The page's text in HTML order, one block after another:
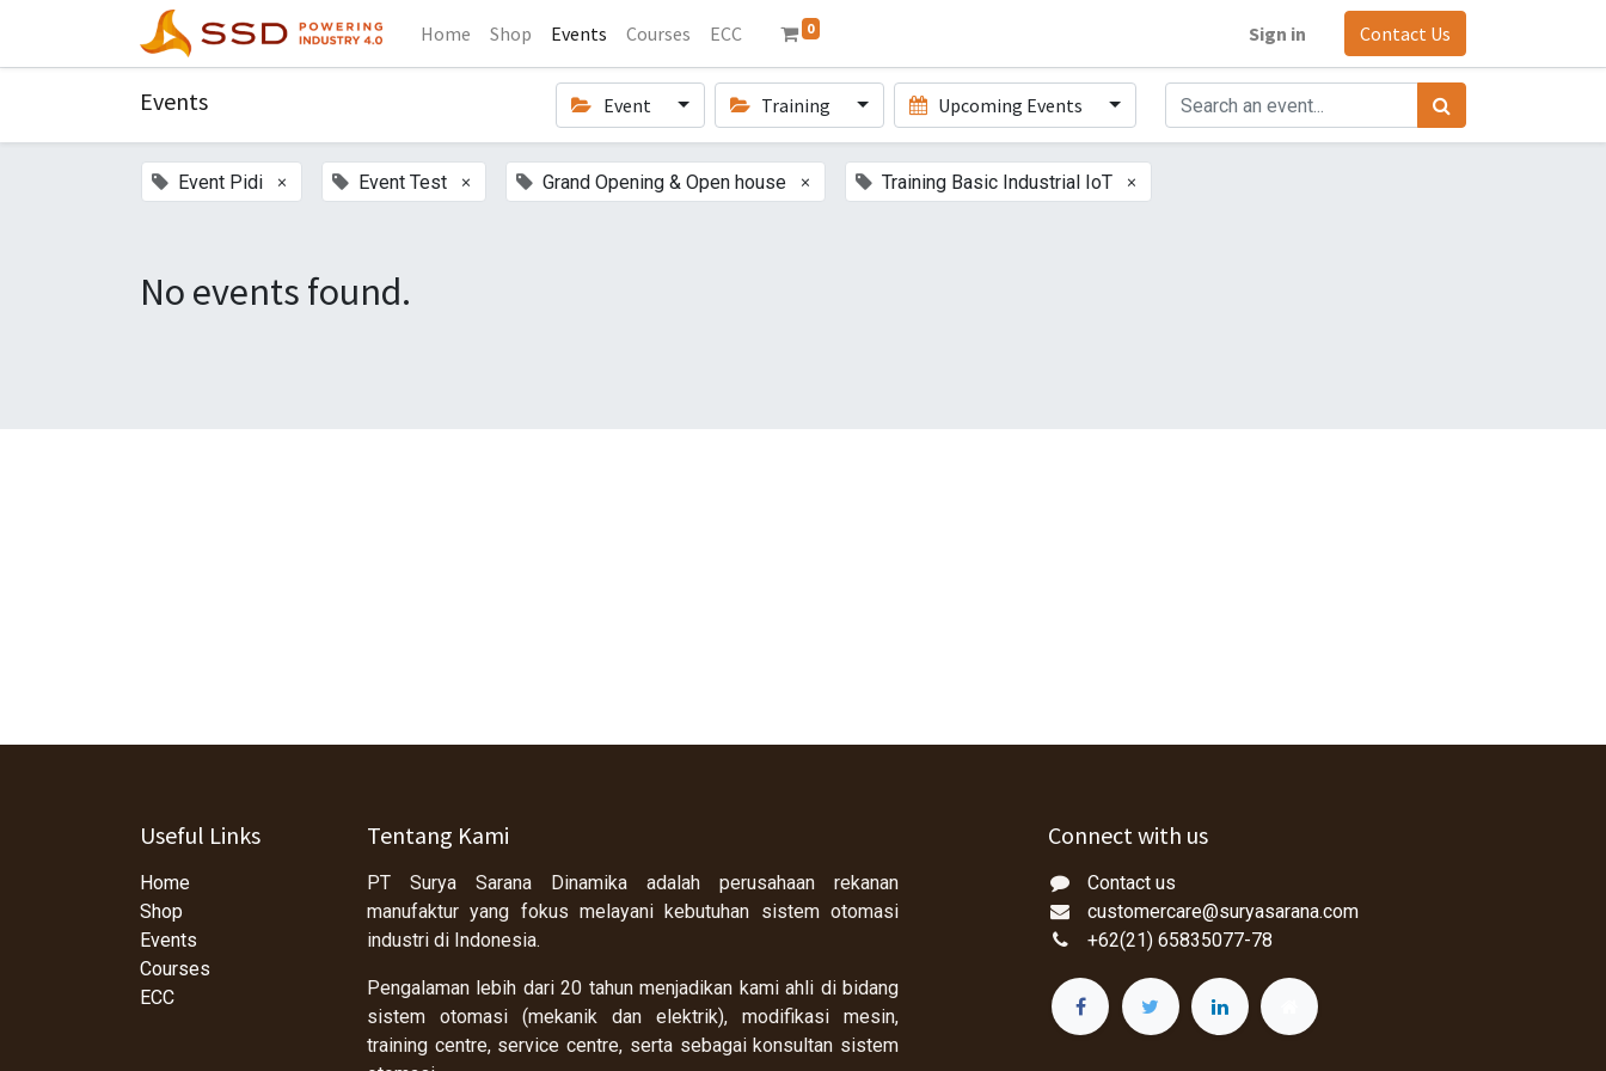
Home Shop Events Courses ECC 0 Sign in Contact Us
Events Event Training Upcoming Events
Event Pidi × Event Test × Grand Opening & Open house × Training Basic Industrial IoT ×
No events found.
Useful Links
Home
Shop
Events
Courses
ECC
Tentang Kami
PT Surya Sarana Dinamika adalah perusahaan rekanan
manufaktur yang fokus melayani kebutuhan sistem otomasi
industri di Indonesia.
Pengalaman lebih dari 20 tahun menjadikan kami ahli di bidang
sistem otomasi (mekanik dan elektrik), modifikasi mesin,
training centre, service centre, serta sebagai konsultan sistem
Connect with us
Contact us
customercare@suryasarana.com
+62(21) 65835077-78